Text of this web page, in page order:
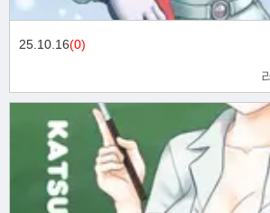
25.10.16(0)